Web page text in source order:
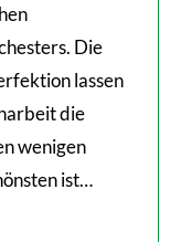
Die
lassen
die
wenigen
ist…